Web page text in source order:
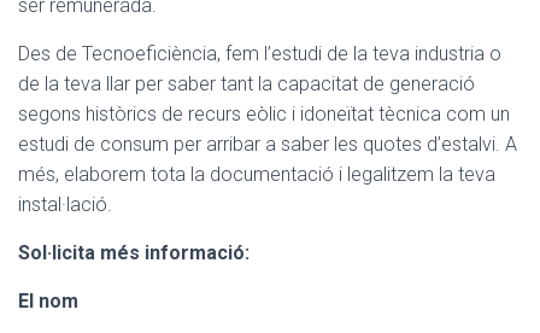
ser remunerada.
Des de Tecnoeficiència, fem l’estudi de la teva industria o
de la teva llar per saber tant la capacitat de generació
segons històrics de recurs eòlic i idoneïtat tècnica com un
estudi de consum per arribar a saber les quotes d’estalvi. A
més, elaborem tota la documentació i legalitzem la teva
instal·lació.
Sol·licita més informació:
El nom